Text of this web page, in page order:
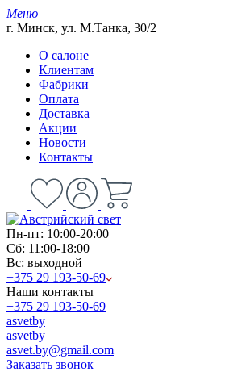
Меню
г. Минск, ул. М.Танка, 30/2
О салоне
Клиентам
Фабрики
Оплата
Доставка
Акции
Новости
Контакты
Пн-пт: 10:00-20:00
Сб: 11:00-18:00
Вс: выходной
+375 29 193-50-69
Наши контакты
+375 29 193-50-69
asvetby
asvetby
asvet.by@gmail.com
Заказать звонок